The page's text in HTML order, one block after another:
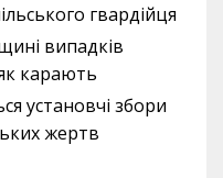
гвардійця
випадків
карають
установчі збори
жертв